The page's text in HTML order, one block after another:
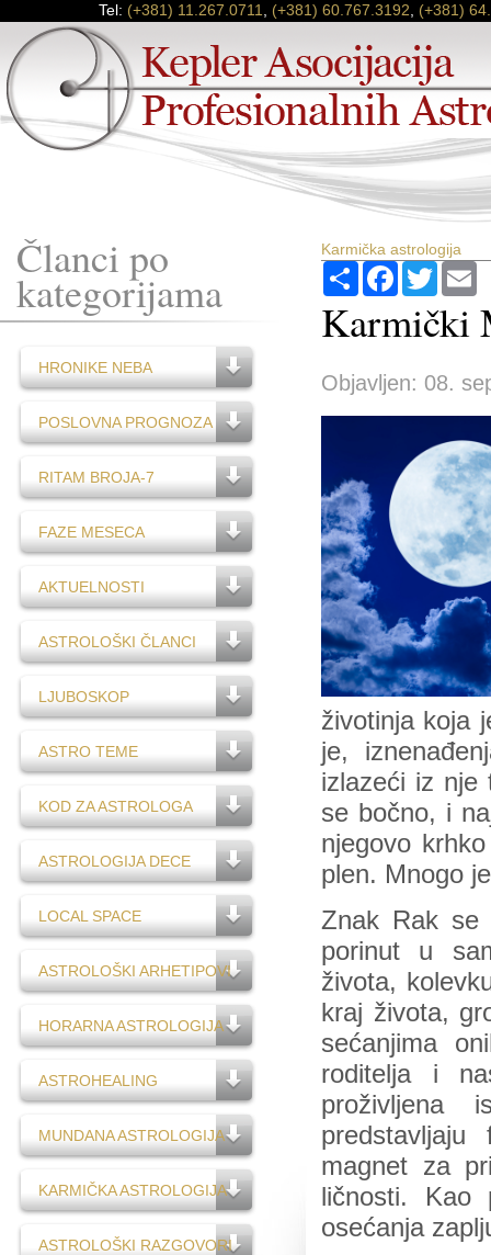
Tel: (+381) 11.267.0711 (+381) 60.767.3192 (+381)
Članci po
kategorijama
HRONIKE NEBA
POSLOVNA PROGNOZA
RITAM BROJA-7
FAZE MESECA
AKTUELNOSTI
ASTROLOŠKI ČLANCI
LJUBOSKOP
ASTRO TEME
KOD ZA ASTROLOGA
ASTROLOGIJA DECE
LOCAL SPACE
ASTROLOŠKI ARHETIPOVI
HORARNA ASTROLOGIJA
ASTROHEALING
MUNDANA ASTROLOGIJA
KARMIČKA ASTROLOGIJA
ASTROLOŠKI RAZGOVORI
Karmička astrologija
PodijeliFacebook
Twitter
Karmički
Objavljen: 08.
životinja koja
je,
izlazeći iz nje
se bočno, i
njegovo
plen. Mnogo
Znak Rak se
porinut u
života,
kraj života,
sećanjima
roditelja i
proživljena
magnet za
ličnosti.
osećanja